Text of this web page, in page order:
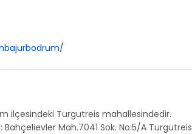
ilçesindeki Turgutreis mahallesindedir.
Mah.7041 Sok. No:5/A Turgutreis